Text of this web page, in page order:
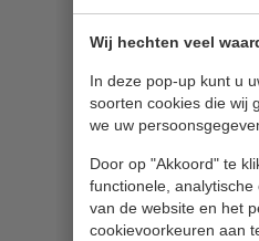
Wij hechten veel
In deze pop-up kunt u
soorten cookies die wij
we uw
Door op "Akkoord" te
functionele,
van de website en het
cookievoorkeuren aan